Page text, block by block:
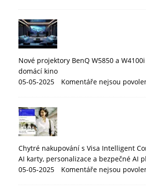
Nové projektory BenQ W5850 a
domácí kino
05-05-2025
Komentáře nejsou
Chytré nakupování s Visa Intelligent
AI karty, personalizace a bezpečné AI
05-05-2025
Komentáře nejsou